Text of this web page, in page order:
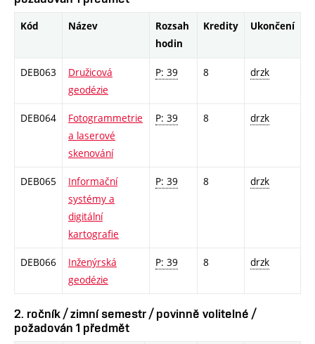
Kód Název
Rozsah
hodin
Kredity Ukončení
DEB063
Družicová
geodézie
P: 39 8 drzk
DEB064
Fotogrammetrie
a laserové
skenování
P: 39 8 drzk
DEB065
Informační
systémy a
digitální
kartografie
P: 39 8 drzk
DEB066
Inženýrská
geodézie
P: 39 8 drzk
2. ročník / zimní semestr / povinně volitelné /
požadován 1 předmět